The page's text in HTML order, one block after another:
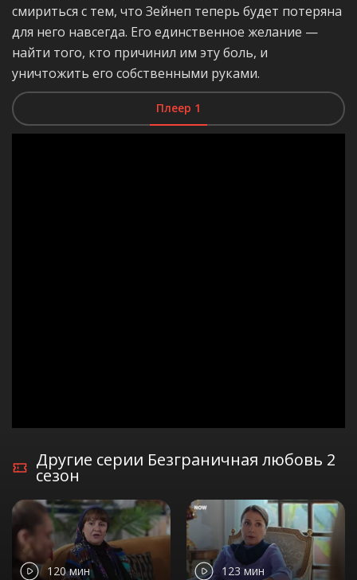
смириться с тем, что Зейнеп теперь будет потеряна
для него навсегда. Его единственное желание —
найти того, кто причинил им эту боль, и
уничтожить его собственными руками.
Плеер 1
Другие серии Безграничная любовь 2
сезон
120 мин 123 мин